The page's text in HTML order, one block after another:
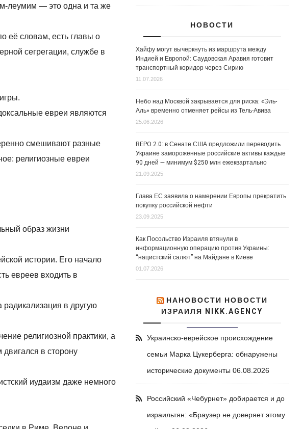
леумим — это одна и та же
её словам, есть главы о
сегрегации, службе в
евреи являются
смешивают разные
религиозные евреи
образ жизни
истории. Его начало
евреев входить в
в другую
религиозной практики, а
в сторону
иудаизм даже немного
НОВОСТИ
Хайфу могут вычеркнуть из маршрута между
Индией и Европой: Саудовская Аравия готовит
транспортный коридор через Сирию
11.07.2026
Небо над Москвой закрывается для риска: «Эль-
Аль» временно отменяет рейсы из Тель-Авива
25.06.2026
REPO 2.0: в Сенате США предложили переводить
Украине замороженные российские активы каждые
90 дней — минимум $250 млн ежеквартально
21.09.2025
Глава ЕС заявила о намерении Европы прекратить
покупку российской нефти
23.09.2025
Как Посольство Израиля втянули в
информационную операцию против Украины:
“нацистский салют” на Майдане в Киеве
01.07.2026
НАНОВОСТИ НОВОСТИ
ИЗРАИЛЯ NIKK.AGENCY
Украинско-еврейское происхождение
семьи Марка Цукерберга: обнаружены
исторические документы 06.08.2026
Российский «Чебурнет» добирается и до
израильтян: «Браузер не доверяет этому